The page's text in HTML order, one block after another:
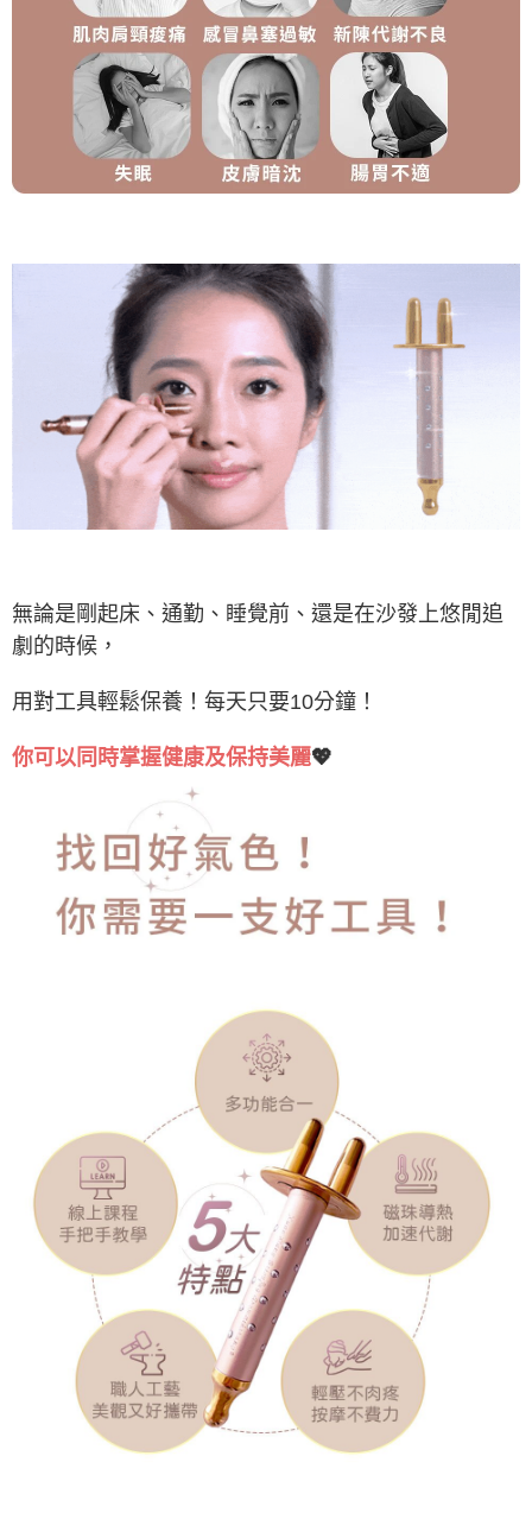
無論是剛起床、通勤、睡覺前、還是在沙發上悠閒追
劇的時候，
用對工具輕鬆保養！每天只要10分鐘！
你可以同時掌握健康及保持美麗💖